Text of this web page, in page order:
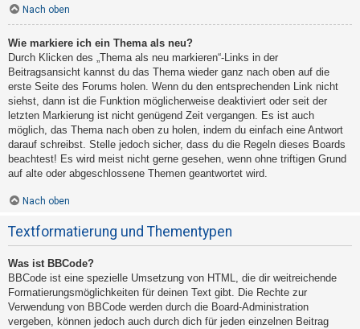
Nach oben
Wie markiere ich ein Thema als neu?
Durch Klicken des „Thema als neu markieren“-Links in der
Beitragsansicht kannst du das Thema wieder ganz nach oben auf die
erste Seite des Forums holen. Wenn du den entsprechenden Link nicht
siehst, dann ist die Funktion möglicherweise deaktiviert oder seit der
letzten Markierung ist nicht genügend Zeit vergangen. Es ist auch
möglich, das Thema nach oben zu holen, indem du einfach eine Antwort
darauf schreibst. Stelle jedoch sicher, dass du die Regeln dieses Boards
beachtest! Es wird meist nicht gerne gesehen, wenn ohne triftigen Grund
auf alte oder abgeschlossene Themen geantwortet wird.
Nach oben
Textformatierung und Thementypen
Was ist BBCode?
BBCode ist eine spezielle Umsetzung von HTML, die dir weitreichende
Formatierungsmöglichkeiten für deinen Text gibt. Die Rechte zur
Verwendung von BBCode werden durch die Board-Administration
vergeben, können jedoch auch durch dich für jeden einzelnen Beitrag